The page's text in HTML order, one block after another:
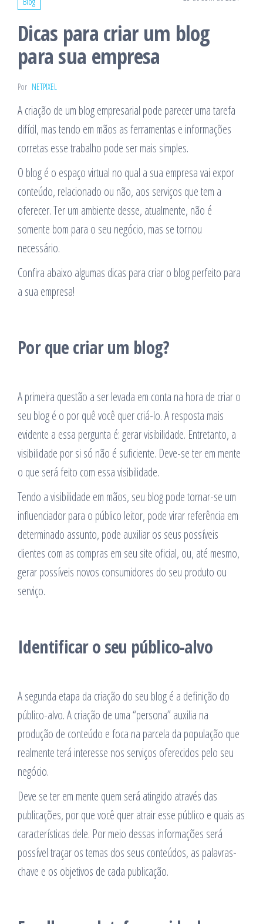
Dicas para criar um blog
para sua empresa
Por NETPIXEL
A criação de um blog empresarial pode parecer uma tarefa
difícil, mas tendo em mãos as ferramentas e informações
corretas esse trabalho pode ser mais simples.
O blog é o espaço virtual no qual a sua empresa vai expor
conteúdo, relacionado ou não, aos serviços que tem a
oferecer. Ter um ambiente desse, atualmente, não é
somente bom para o seu negócio, mas se tornou
necessário.
Confira abaixo algumas dicas para criar o blog perfeito para
a sua empresa!
Por que criar um blog?
A primeira questão a ser levada em conta na hora de criar o
seu blog é o por quê você quer criá-lo. A resposta mais
evidente a essa pergunta é: gerar visibilidade. Entretanto, a
visibilidade por si só não é suficiente. Deve-se ter em mente
o que será feito com essa visibilidade.
Tendo a visibilidade em mãos, seu blog pode tornar-se um
influenciador para o público leitor, pode virar referência em
determinado assunto, pode auxiliar os seus possíveis
clientes com as compras em seu site oficial, ou, até mesmo,
gerar possíveis novos consumidores do seu produto ou
serviço.
Identificar o seu público-alvo
A segunda etapa da criação do seu blog é a definição do
público-alvo. A criação de uma “persona” auxilia na
produção de conteúdo e foca na parcela da população que
realmente terá interesse nos serviços oferecidos pelo seu
negócio.
Deve se ter em mente quem será atingido através das
publicações, por que você quer atrair esse público e quais as
características dele. Por meio dessas informações será
possível traçar os temas dos seus conteúdos, as palavras-
chave e os objetivos de cada publicação.